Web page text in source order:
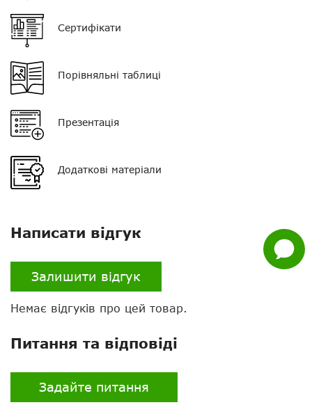
Задати
питання
Сертифікати
Порівняльні таблиці
Презентація
Додаткові матеріали
Написати відгук
Залишити відгук
Немає відгуків про цей товар.
Питання та відповіді
Задайте питання